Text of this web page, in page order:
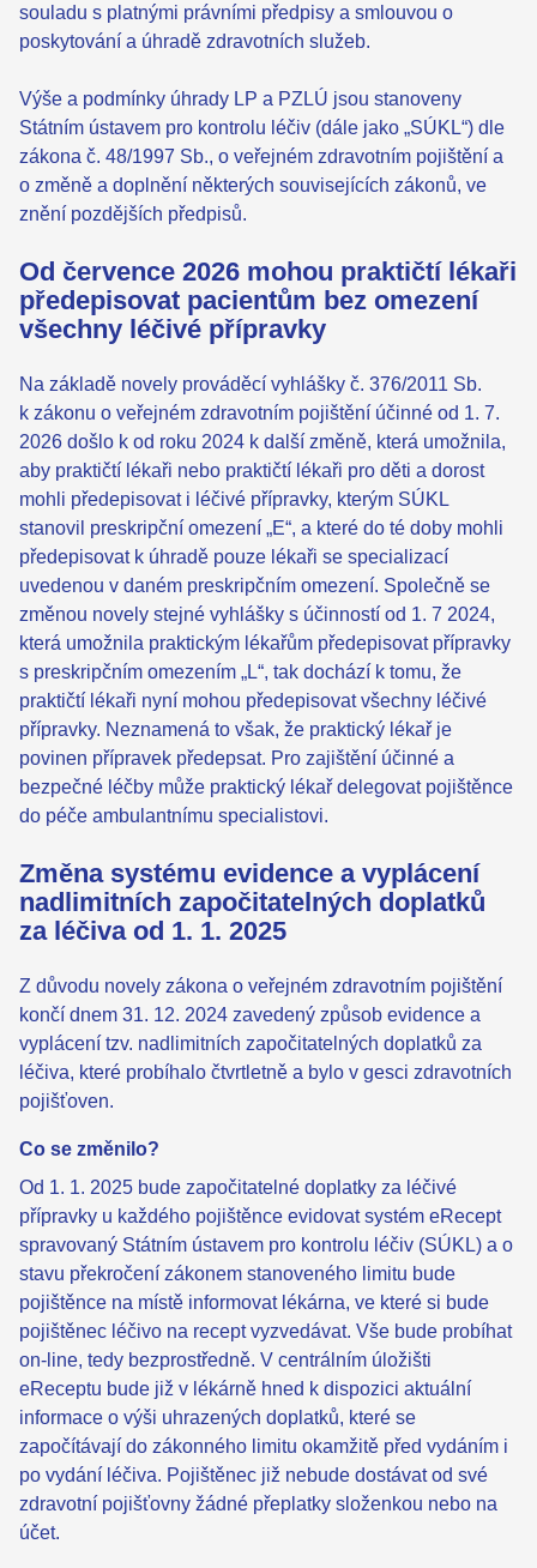
souladu s platnými právními předpisy a smlouvou o
poskytování a úhradě zdravotních služeb.
Výše a podmínky úhrady LP a PZLÚ jsou stanoveny
Státním ústavem pro kontrolu léčiv (dále jako „SÚKL“) dle
zákona č. 48/1997 Sb., o veřejném zdravotním pojištění a
o změně a doplnění některých souvisejících zákonů, ve
znění pozdějších předpisů.
Od července 2026 mohou praktičtí lékaři
předepisovat pacientům bez omezení
všechny léčivé přípravky
Na základě novely prováděcí vyhlášky č. 376/2011 Sb.
k zákonu o veřejném zdravotním pojištění účinné od 1. 7.
2026 došlo k od roku 2024 k další změně, která umožnila,
aby praktičtí lékaři nebo praktičtí lékaři pro děti a dorost
mohli předepisovat i léčivé přípravky, kterým SÚKL
stanovil preskripční omezení „E“, a které do té doby mohli
předepisovat k úhradě pouze lékaři se specializací
uvedenou v daném preskripčním omezení. Společně se
změnou novely stejné vyhlášky s účinností od 1. 7 2024,
která umožnila praktickým lékařům předepisovat přípravky
s preskripčním omezením „L“, tak dochází k tomu, že
praktičtí lékaři nyní mohou předepisovat všechny léčivé
přípravky. Neznamená to však, že praktický lékař je
povinen přípravek předepsat. Pro zajištění účinné a
bezpečné léčby může praktický lékař delegovat pojištěnce
do péče ambulantnímu specialistovi.
Změna systému evidence a vyplácení
nadlimitních započitatelných doplatků
za léčiva od 1. 1. 2025
Z důvodu novely zákona o veřejném zdravotním pojištění
končí dnem 31. 12. 2024 zavedený způsob evidence a
vyplácení tzv. nadlimitních započitatelných doplatků za
léčiva, které probíhalo čtvrtletně a bylo v gesci zdravotních
pojišťoven.
Co se změnilo?
Od 1. 1. 2025 bude započitatelné doplatky za léčivé
přípravky u každého pojištěnce evidovat systém eRecept
spravovaný Státním ústavem pro kontrolu léčiv (SÚKL) a o
stavu překročení zákonem stanoveného limitu bude
pojištěnce na místě informovat lékárna, ve které si bude
pojištěnec léčivo na recept vyzvedávat. Vše bude probíhat
on-line, tedy bezprostředně. V centrálním úložišti
eReceptu bude již v lékárně hned k dispozici aktuální
informace o výši uhrazených doplatků, které se
započítávají do zákonného limitu okamžitě před vydáním i
po vydání léčiva. Pojištěnec již nebude dostávat od své
zdravotní pojišťovny žádné přeplatky složenkou nebo na
účet.